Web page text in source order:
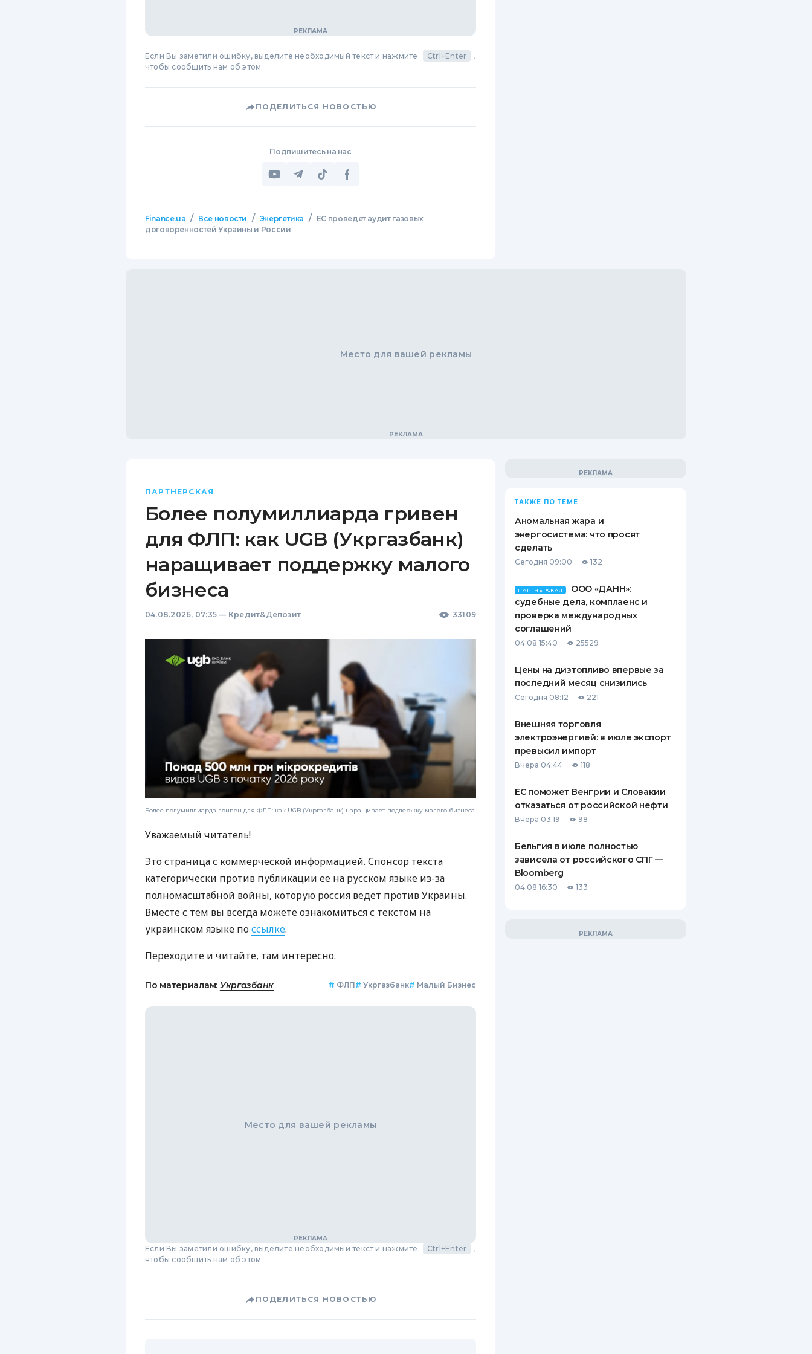
Если Вы заметили ошибку, выделите необходимый текст и нажмите Ctrl+Enter
,
чтобы сообщить нам об этом.
ПОДЕЛИТЬСЯ НОВОСТЬЮ
Подпишитесь на нас
Finance.ua / Все новости / Энергетика /
ЕС проведет аудит газовых
договоренностей Украины и России
Место для вашей рекламы
ПАРТНЕРСКАЯ
Более полумиллиарда гривен
для ФЛП: как UGB (Укргазбанк)
наращивает поддержку малого
бизнеса
04.08.2026, 07:35 — Кредит&Депозит 33109
Более полумиллиарда гривен для ФЛП: как UGB (Укргазбанк) наращивает поддержку малого бизнеса
Уважаемый читатель!
Это страница с коммерческой информацией. Спонсор текста
категорически против публикации ее на русском языке из-за
полномасштабной войны, которую россия ведет против Украины.
Вместе с тем вы всегда можете ознакомиться с текстом на
украинском языке поссылке.
Переходите и читайте, там интересно.
По материалам: Укргазбанк # ФЛП# Укргазбанк# Малый Бизнес
Место для вашей рекламы
Если Вы заметили ошибку, выделите необходимый текст и нажмите Ctrl+Enter
,
чтобы сообщить нам об этом.
ПОДЕЛИТЬСЯ НОВОСТЬЮ
ТАКЖЕ ПО ТЕМЕ
Аномальная жара и
энергосистема: что просят
сделать
Сегодня 09:00 132
ПАРТНЕРСКАЯ
ООО «ДАНН»:
судебные дела, комплаенс и
проверка международных
соглашений
04.08 15:40 25529
Цены на дизтопливо впервые за
последний месяц снизились
Сегодня 08:12 221
Внешняя торговля
электроэнергией: в июле экспорт
превысил импорт
Вчера 04:44 118
ЕС поможет Венгрии и Словакии
отказаться от российской нефти
Вчера 03:19 98
Бельгия в июле полностью
зависела от российского СПГ —
Bloomberg
04.08 16:30 133